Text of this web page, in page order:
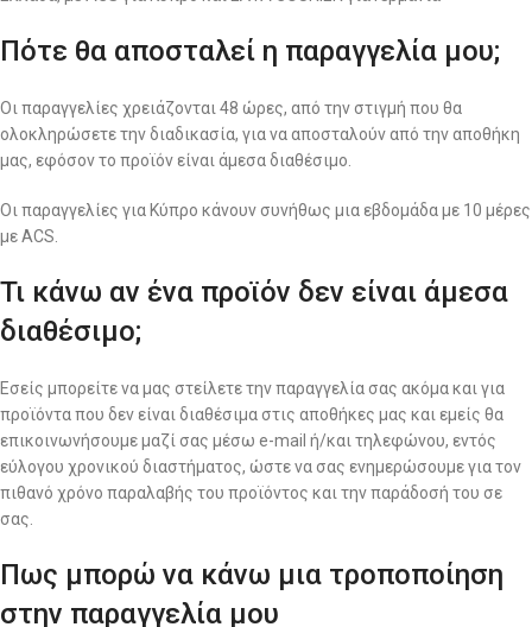
Πότε θα αποσταλεί η παραγγελία μου;
Οι παραγγελίες χρειάζονται 48 ώρες, από την στιγμή που θα
ολοκληρώσετε την διαδικασία, για να αποσταλούν από την αποθήκη
μας, εφόσον το προϊόν είναι άμεσα διαθέσιμο.
Οι παραγγελίες για Κύπρο κάνουν συνήθως μια εβδομάδα με 10 μέρες
με ACS.
Τι κάνω αν ένα προϊόν δεν είναι άμεσα
διαθέσιμο;
Εσείς μπορείτε να μας στείλετε την παραγγελία σας ακόμα και για
προϊόντα που δεν είναι διαθέσιμα στις αποθήκες μας και εμείς θα
επικοινωνήσουμε μαζί σας μέσω e-mail ή/και τηλεφώνου, εντός
εύλογου χρονικού διαστήματος, ώστε να σας ενημερώσουμε για τον
πιθανό χρόνο παραλαβής του προϊόντος και την παράδοσή του σε
σας.
Πως μπορώ να κάνω μια τροποποίηση
στην παραγγελία μου